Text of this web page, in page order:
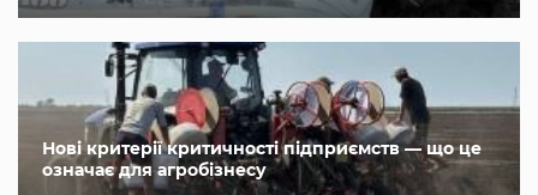
Нові критерії критичності підприємств — що це
означає для агробізнесу